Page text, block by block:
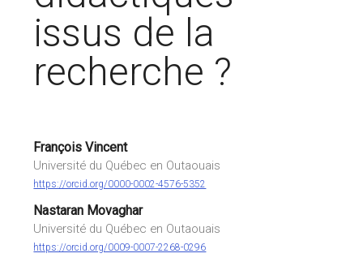
issus de la
recherche ?
François Vincent
Université du Québec en Outaouais
https://orcid.org/0000-0002-4576-5352
Nastaran Movaghar
Université du Québec en Outaouais
https://orcid.org/0009-0007-2268-0296